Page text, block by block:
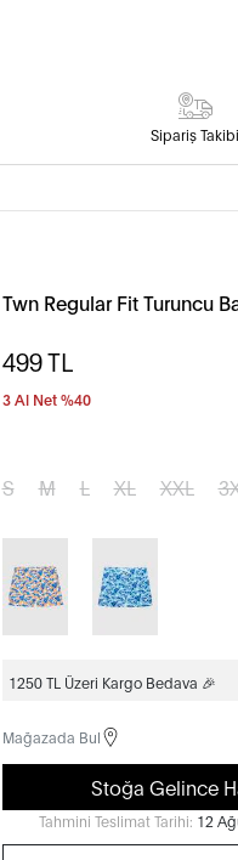
Sipariş Takibi
Twn Regular Fit Turuncu
499TL
3 Al Net %40
S M L XL XXL
1250 TL Üzeri Kargo Bedava 🎉
Mağazada Bul
Stoğa Gelince
Tahmini Teslimat Tarihi: 12